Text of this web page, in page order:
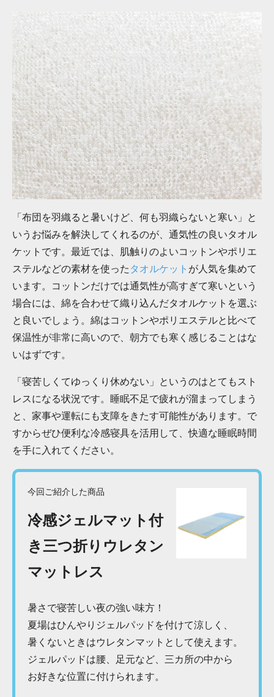
「布団を羽織ると暑いけど、何も羽織らないと寒い」と
いうお悩みを解決してくれるのが、通気性の良いタオル
ケットです。最近では、肌触りのよいコットンやポリエ
ステルなどの素材を使った タオルケット が人気を集めて
います。コットンだけでは通気性が高すぎて寒いという
場合には、綿を合わせて織り込んだタオルケットを選ぶ
と良いでしょう。綿はコットンやポリエステルと比べて
保温性が非常に高いので、朝方でも寒く感じることはな
いはずです。
「寝苦しくてゆっくり休めない」というのはとてもスト
レスになる状況です。睡眠不足で疲れが溜まってしまう
と、家事や運転にも支障をきたす可能性があります。で
すからぜひ便利な冷感寝具を活用して、快適な睡眠時間
を手に入れてください。
今回ご紹介した商品
冷感ジェルマット付
き三つ折りウレタン
マットレス
暑さで寝苦しい夜の強い味方！
夏場はひんやりジェルパッドを付けて涼しく、
暑くないときはウレタンマットとして使えます。
ジェルパッドは腰、足元など、三カ所の中から
お好きな位置に付けられます。